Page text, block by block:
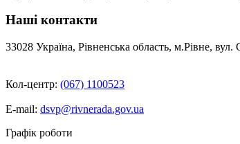
Наші контакти
33028 Україна, Рівненська область, м.Рівне, вул.
Кол-центр: (067) 1100523
E-mail: dsvp@rivnerada.gov.ua
Графік роботи